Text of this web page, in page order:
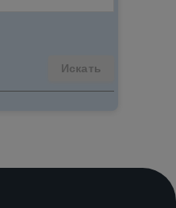
Искать